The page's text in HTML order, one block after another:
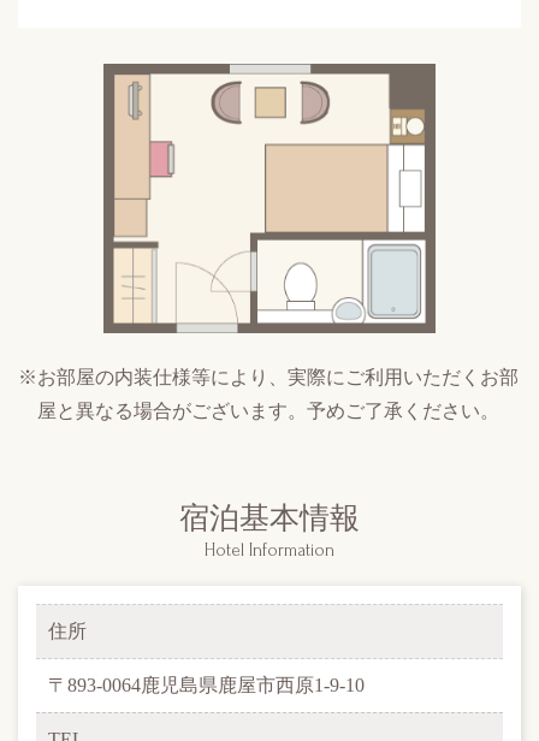
※お部屋の内装仕様等により、実際にご利用いただくお部
屋と異なる場合がございます。予めご了承ください。
宿泊基本情報
Hotel Information
住所
〒893-0064鹿児島県鹿屋市西原1-9-10